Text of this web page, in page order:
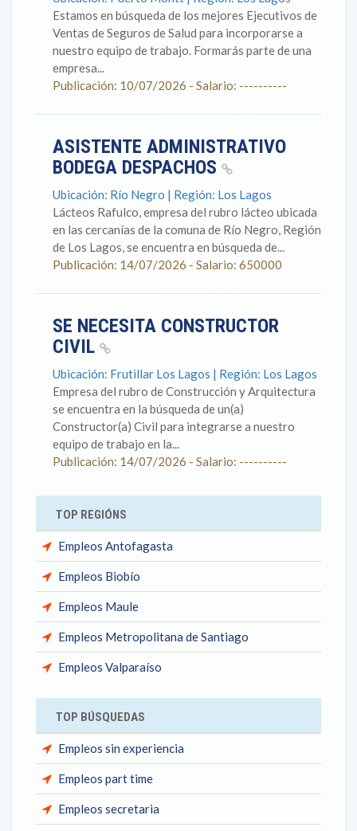
Estamos en búsqueda de los mejores Ejecutivos de
Ventas de Seguros de Salud para incorporarse a
nuestro equipo de trabajo. Formarás parte de una
empresa...
Publicación: 10/07/2026 - Salario: ----------
ASISTENTE ADMINISTRATIVO
BODEGA DESPACHOS
Ubicación: Río Negro | Región: Los Lagos
Lácteos Rafulco, empresa del rubro lácteo ubicada
en las cercanías de la comuna de Río Negro, Región
de Los Lagos, se encuentra en búsqueda de...
Publicación: 14/07/2026 - Salario: 650000
SE NECESITA CONSTRUCTOR
CIVIL
Ubicación: Frutillar Los Lagos | Región: Los Lagos
Empresa del rubro de Construcción y Arquitectura
se encuentra en la búsqueda de un(a)
Constructor(a) Civil para integrarse a nuestro
equipo de trabajo en la...
Publicación: 14/07/2026 - Salario: ----------
TOP REGIÓNS
Empleos Antofagasta
Empleos Biobío
Empleos Maule
Empleos Metropolitana de Santiago
Empleos Valparaíso
TOP BÚSQUEDAS
Empleos sin experiencia
Empleos part time
Empleos secretaria